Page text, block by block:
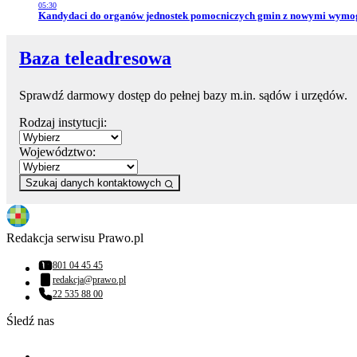
05:30
Przejdź do artykułu:
Kandydaci do organów jednostek pomocniczych gmin z nowymi
Baza teleadresowa
Sprawdź darmowy dostęp do pełnej bazy m.in. sądów i urzędów.
Rodzaj instytucji:
Województwo:
Szukaj danych kontaktowych
Redakcja serwisu Prawo.pl
Numer telefonu:
801 04 45 45
Adres email:
redakcja@prawo.pl
Numer telefonu:
22 535 88 00
Śledź nas